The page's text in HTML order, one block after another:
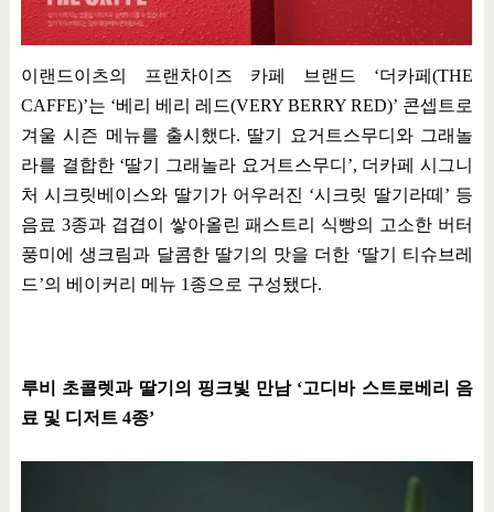
이랜드이츠의 프랜차이즈 카페 브랜드 ‘더카페(THE
CAFFE)’는 ‘베리 베리 레드(VERY BERRY RED)’ 콘셉트로
겨울 시즌 메뉴를 출시했다. 딸기 요거트스무디와 그래놀
라를 결합한 ‘딸기 그래놀라 요거트스무디 ’, 더카페 시그니
처 시크릿베이스와 딸기가 어우러진 ‘시크릿 딸기라떼 ’ 등
음료 3종과 겹겹이 쌓아올린 패스트리 식빵의 고소한 버터
풍미에 생크림과 달콤한 딸기의 맛을 더한 ‘딸기 티슈브레
드’의 베이커리 메뉴 1 종으로 구성됐다.
루비 초콜렛과 딸기의 핑크빛 만남 ‘고디바 스트로베리 음
료 및 디저트 4종’